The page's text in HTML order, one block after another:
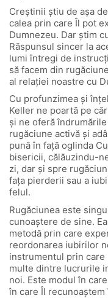
Creștinii știu de așa
calea prin care Îl pot
Dumnezeu. Dar știm
Răspunsul sincer la
lumi întregi de
să facem din
al relației noastre cu
Cu profunzimea și
Keller ne poartă pe
și ne oferă
rugăciune activă și
pună în față oglinda
bisericii, călăuzindu-
zi, dar și spre
fața pierderii sau a
felul.
Rugăciunea este
cunoaștere de sine.
metodă prin care
reordonarea iubirilor
instrumentul prin care
multe dintre lucrurile
noi. Este modul în
în care Îl